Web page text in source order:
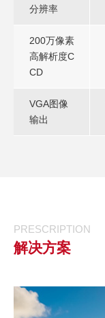
分辨率
200万像素
高解析度C
CD
VGA图像
输出
PRESCRIPTION
解决方案